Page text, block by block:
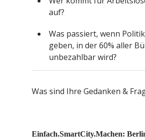
auf?
Was passiert, wenn
geben, in der 60% aller
unbezahlbar wird?
Was sind Ihre Gedanken &
Einfach.SmartCity.Machen: